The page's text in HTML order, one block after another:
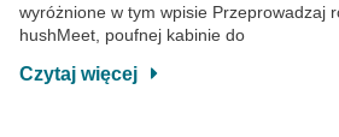
wyróżnione w tym wpisie Przeprowadzaj
hushMeet, poufnej kabinie do
Czytaj więcej